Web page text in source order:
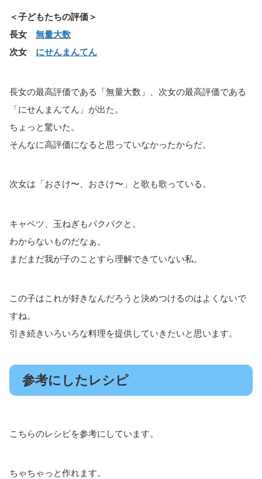
＜子どもたちの評価＞
長女 無量大数
次女 にせんまんてん
長女の最高評価である「無量大数」、次女の最高評価である
「にせんまんてん」が出た。
ちょっと驚いた。
そんなに高評価になると思っていなかったからだ。
次女は「おさけ〜、おさけ〜」と歌も歌っている。
キャベツ、玉ねぎもパクパクと。
わからないものだなぁ。
まだまだ我が子のことすら理解できていない私。
この子はこれが好きなんだろうと決めつけるのはよくないで
すね。
引き続きいろいろな料理を提供していきたいと思います。
参考にしたレシピ
こちらのレシピを参考にしています。
ちゃちゃっと作れます。